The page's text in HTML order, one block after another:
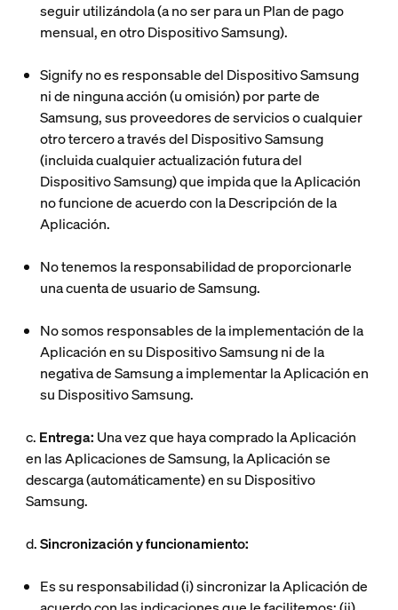
seguir utilizándola (a no ser para un Plan de pago
mensual, en otro Dispositivo Samsung).
Signify no es responsable del Dispositivo Samsung
ni de ninguna acción (u omisión) por parte de
Samsung, sus proveedores de servicios o cualquier
otro tercero a través del Dispositivo Samsung
(incluida cualquier actualización futura del
Dispositivo Samsung) que impida que la Aplicación
no funcione de acuerdo con la Descripción de la
Aplicación.
No tenemos la responsabilidad de proporcionarle
una cuenta de usuario de Samsung.
No somos responsables de la implementación de la
Aplicación en su Dispositivo Samsung ni de la
negativa de Samsung a implementar la Aplicación en
su Dispositivo Samsung.
c. Entrega: Una vez que haya comprado la Aplicación
en las Aplicaciones de Samsung, la Aplicación se
descarga (automáticamente) en su Dispositivo
Samsung.
d.Sincronización y funcionamiento:
Es su responsabilidad (i) sincronizar la Aplicación de